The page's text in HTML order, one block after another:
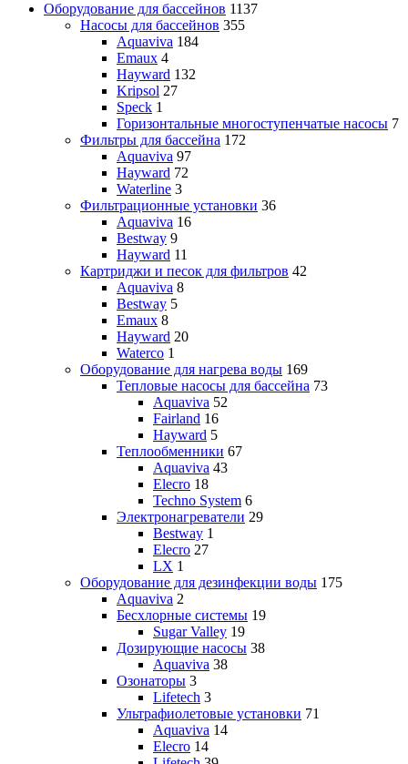
Оборудование для бассейнов 1137
Насосы для бассейнов 355
Aquaviva 184
Emaux 4
Hayward 132
Kripsol 27
Speck 1
Горизонтальные многоступенчатые насосы 7
Фильтры для бассейна 172
Aquaviva 97
Hayward 72
Waterline 3
Фильтрационные установки 36
Aquaviva 16
Bestway 9
Hayward 11
Картриджи и песок для фильтров 42
Aquaviva 8
Bestway 5
Emaux 8
Hayward 20
Waterco 1
Оборудование для нагрева воды 169
Тепловые насосы для бассейна 73
Aquaviva 52
Fairland 16
Hayward 5
Теплообменники 67
Aquaviva 43
Elecro 18
Techno System 6
Электронагреватели 29
Bestway 1
Elecro 27
LX 1
Оборудование для дезинфекции воды 175
Aquaviva 2
Бесхлорные системы 19
Sugar Valley 19
Дозирующие насосы 38
Aquaviva 38
Озонаторы 3
Lifetech 3
Ультрафиолетовые установки 71
Aquaviva 14
Elecro 14